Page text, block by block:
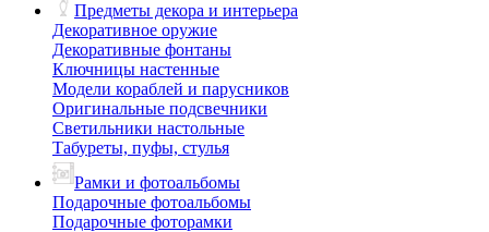
Предметы декора и интерьера
Декоративное оружие
Декоративные фонтаны
Ключницы настенные
Модели кораблей и парусников
Оригинальные подсвечники
Светильники настольные
Табуреты, пуфы, стулья
Рамки и фотоальбомы
Подарочные фотоальбомы
Подарочные фоторамки